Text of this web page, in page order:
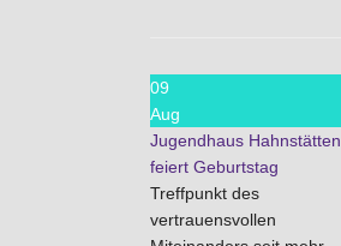
09
Aug
Jugendhaus Hahnstätten
feiert Geburtstag
Treffpunkt des
vertrauensvollen